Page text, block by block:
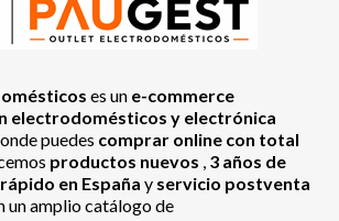
es un e-commerce
electrodomésticos y electrónica
puedes comprar online con total
productos nuevos , 3 años de
en España y servicio postventa
un amplio catálogo de